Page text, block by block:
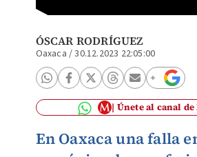
ÓSCAR RODRÍGUEZ
Oaxaca /30.12.2023 22:05:00
Únete al canal
En Oaxaca una falla